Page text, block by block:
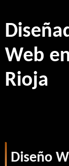
Web
Rioja
Diseño